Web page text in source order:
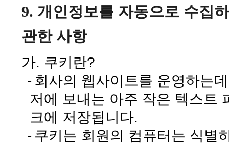
9. 개인정보를 자동으로 수집
관한 사항
가. 쿠키란?
- 회사의 웹사이트를 운영하는
저에 보내는 아주 작은 텍스트
크에 저장됩니다.
- 쿠키는 회원의 컴퓨터는 식별